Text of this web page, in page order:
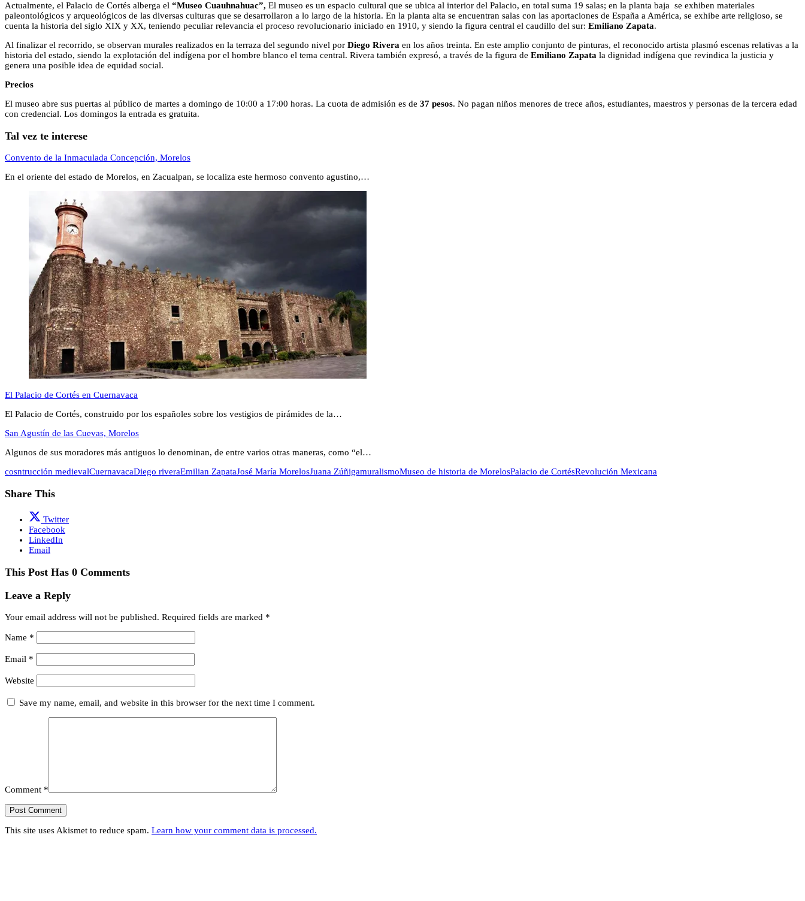
Actualmente, el Palacio de Cortés alberga el “Museo Cuauhnahuac”, El museo es un espacio cultural que se ubica al interior del Palacio, en total suma 19 salas; en la planta baja se exhiben materiales
paleontológicos y arqueológicos de las diversas culturas que se desarrollaron a lo largo de la historia. En la planta alta se encuentran salas con las aportaciones de España a América, se exhibe arte religioso, se
cuenta la historia del siglo XIX y XX, teniendo peculiar relevancia el proceso revolucionario iniciado en 1910, y siendo la figura central el caudillo del sur: Emiliano Zapata.
Al finalizar el recorrido, se observan murales realizados en la terraza del segundo nivel por Diego Rivera en los años treinta. En este amplio conjunto de pinturas, el reconocido artista plasmó escenas relativas a la
historia del estado, siendo la explotación del indígena por el hombre blanco el tema central. Rivera también expresó, a través de la figura de Emiliano Zapata la dignidad indígena que revindica la justicia y
genera una posible idea de equidad social.
Precios
El museo abre sus puertas al público de martes a domingo de 10:00 a 17:00 horas. La cuota de admisión es de 37 pesos. No pagan niños menores de trece años, estudiantes, maestros y personas de la tercera edad
con credencial. Los domingos la entrada es gratuita.
Tal vez te interese
Convento de la Inmaculada Concepción, Morelos
En el oriente del estado de Morelos, en Zacualpan, se localiza este hermoso convento agustino,…
El Palacio de Cortés en Cuernavaca
El Palacio de Cortés, construido por los españoles sobre los vestigios de pirámides de la…
San Agustín de las Cuevas, Morelos
Algunos de sus moradores más antiguos lo denominan, de entre varios otras maneras, como “el…
cosntrucción medievalCuernavacaDiego riveraEmilian ZapataJosé María MorelosJuana ZúñigamuralismoMuseo de historia de MorelosPalacio de CortésRevolución Mexicana
Share This
Twitter
Facebook
LinkedIn
Email
This Post Has 0 Comments
Leave a Reply
Your email address will not be published. Required fields are marked *
Name *
Email *
Website
Save my name, email, and website in this browser for the next time I comment.
Comment *
This site uses Akismet to reduce spam. Learn how your comment data is processed.